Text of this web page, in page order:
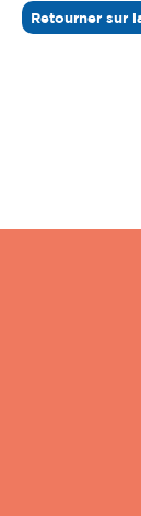
Retourner sur